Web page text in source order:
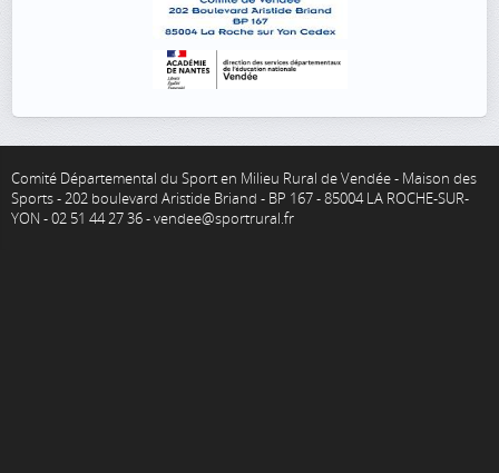
Comité Départemental du Sport en Milieu Rural de Vendée - Maison des
Sports - 202 boulevard Aristide Briand - BP 167 - 85004 LA ROCHE-SUR-
YON - 02 51 44 27 36 - vendee@sportrural.fr